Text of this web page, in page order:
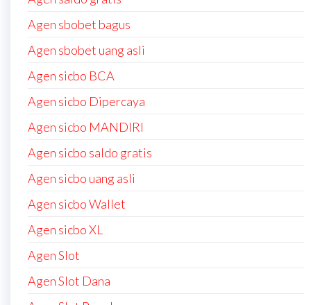
Agen sbobet bagus
Agen sbobet uang asli
Agen sicbo BCA
Agen sicbo Dipercaya
Agen sicbo MANDIRI
Agen sicbo saldo gratis
Agen sicbo uang asli
Agen sicbo Wallet
Agen sicbo XL
Agen Slot
Agen Slot Dana